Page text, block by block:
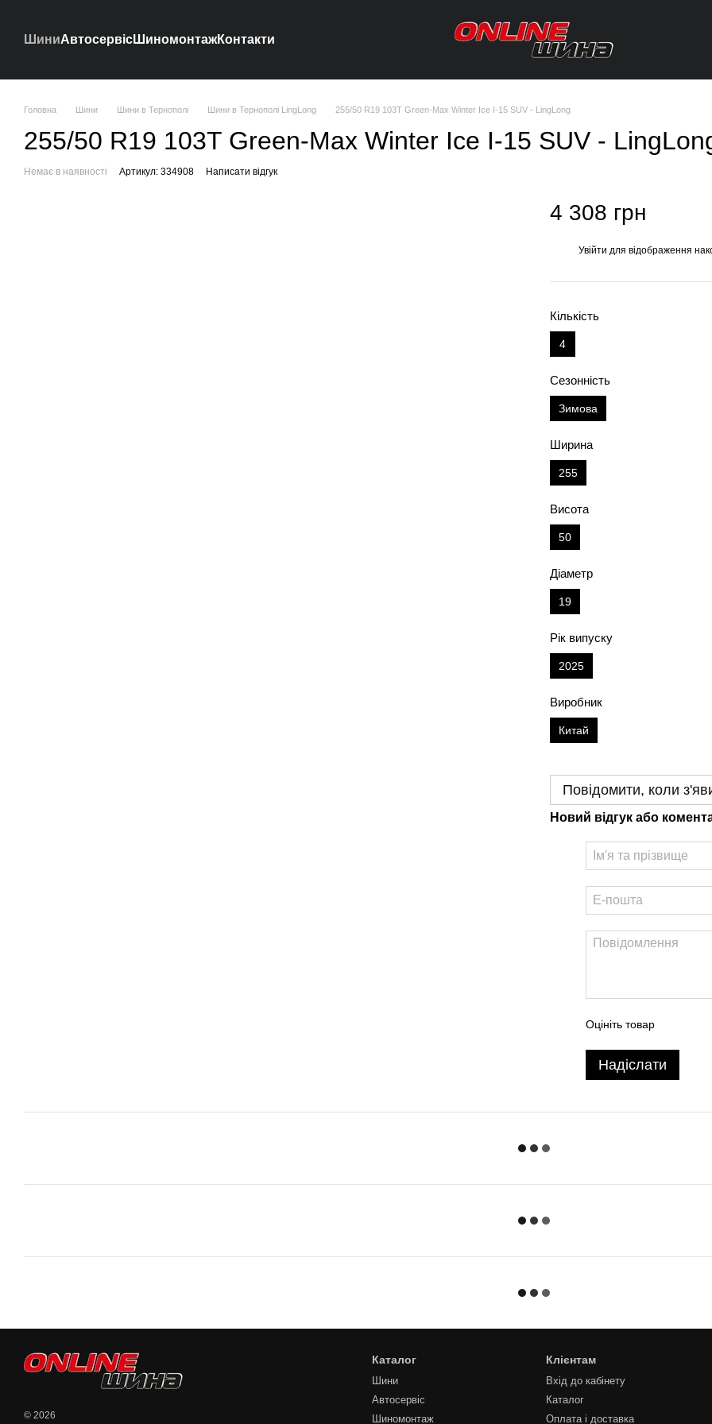
ШиниАвтосервісШиномонтажКонтакти
Головна Шини Шини в Тернополі Шини в Тернополі LingLong 255/50 R19 103T Green-Max Winter Ice I-15 SUV - LingLong
255/50 R19 103T Green-Max Winter Ice I-15 SUV -
Немає в наявності Артикул: 334908 Написати відгук
4 308 грн
Увійти для відображення
Кількість
4
Сезонність
Зимова
Ширина
255
Висота
50
Діаметр
19
Рік випуску
2025
Виробник
Китай
Повідомити, коли
Новий відгук або
Оцініть товар
Надіслати
© 2026
Каталог
Шини
Автосервіс
Шиномонтаж
Клієнтам
Вхід до кабінету
Каталог
Оплата і доставка